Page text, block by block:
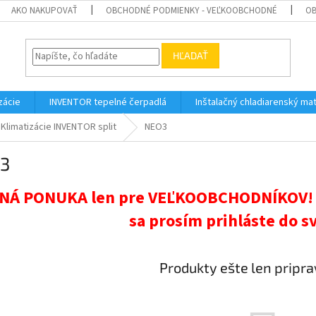
AKO NAKUPOVAŤ OBCHODNÉ PODMIENKY - VEĽKOOBCHODNÉ
HĽADAŤ
INVENTOR tepelné čerpadlá Inštalačný chladiarenský
Klimatizácie INVENTOR split NEO3
PONUKA len pre
sa prosím prihláste do
Produkty ešte len